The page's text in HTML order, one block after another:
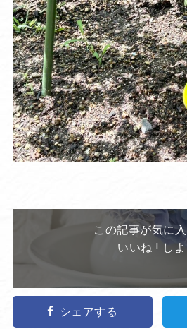
この記事が気に
いいね ! しよ
シェアする